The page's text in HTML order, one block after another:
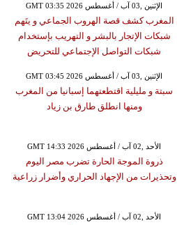
GMT 03:35 2026 الإثنين ,03 آب / أغسطس
المغرب كشف قصة الهروب الجماعي و يتَهم
شبكات الإتجار بالبشر و التهريب بإستخدام
شبكات التواصل الإجتماعي للتحريض
GMT 03:45 2026 الإثنين ,03 آب / أغسطس
سبتة و مليلية اقتطعتهما إسبانيا من المغرب
ومنها انطلق طارق بن زياد
GMT 14:33 2026 الأحد ,02 آب / أغسطس
ذروة الموجة الحارة تضرب مصر اليوم
وتحذيرات من الإجهاد الحراري وأضرار زراعية
GMT 13:04 2026 الأحد ,02 آب / أغسطس